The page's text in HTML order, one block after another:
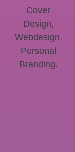
Cover
Design,
Webdesign,
Personal
Branding.